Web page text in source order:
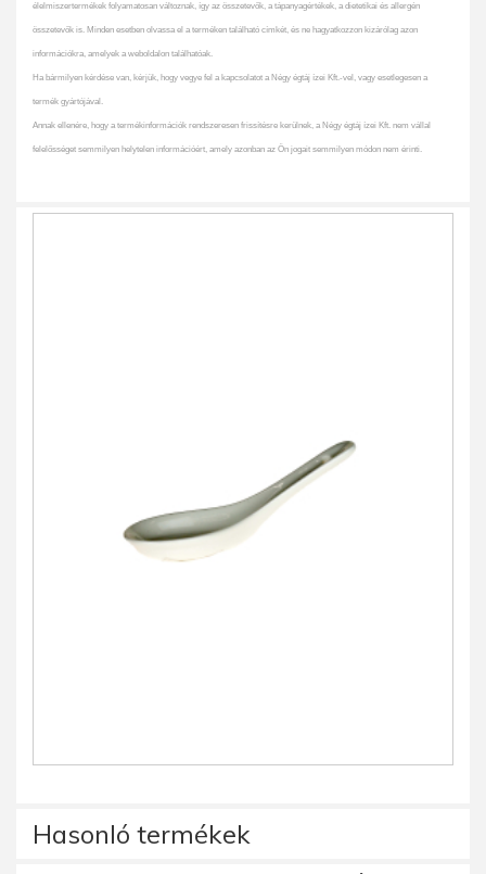
élelmiszertermékek folyamatosan változnak, így az összetevők, a tápanyagértékek, a dietetikai és allergén
összetevők is. Minden esetben olvassa el a terméken található címkét, és ne hagyatkozzon kizárólag azon
információkra, amelyek a weboldalon találhatóak.
Ha bármilyen kérdése van, kérjük, hogy vegye fel a kapcsolatot a Négy égtáj ízei Kft.-vel, vagy esetlegesen a
termék gyártójával.
Annak ellenére, hogy a termékinformációk rendszeresen frissítésre kerülnek, a Négy égtáj ízei Kft. nem vállal
felelősséget semmilyen helytelen információért, amely azonban az Ön jogait semmilyen módon nem érinti.
Hasonló termékek